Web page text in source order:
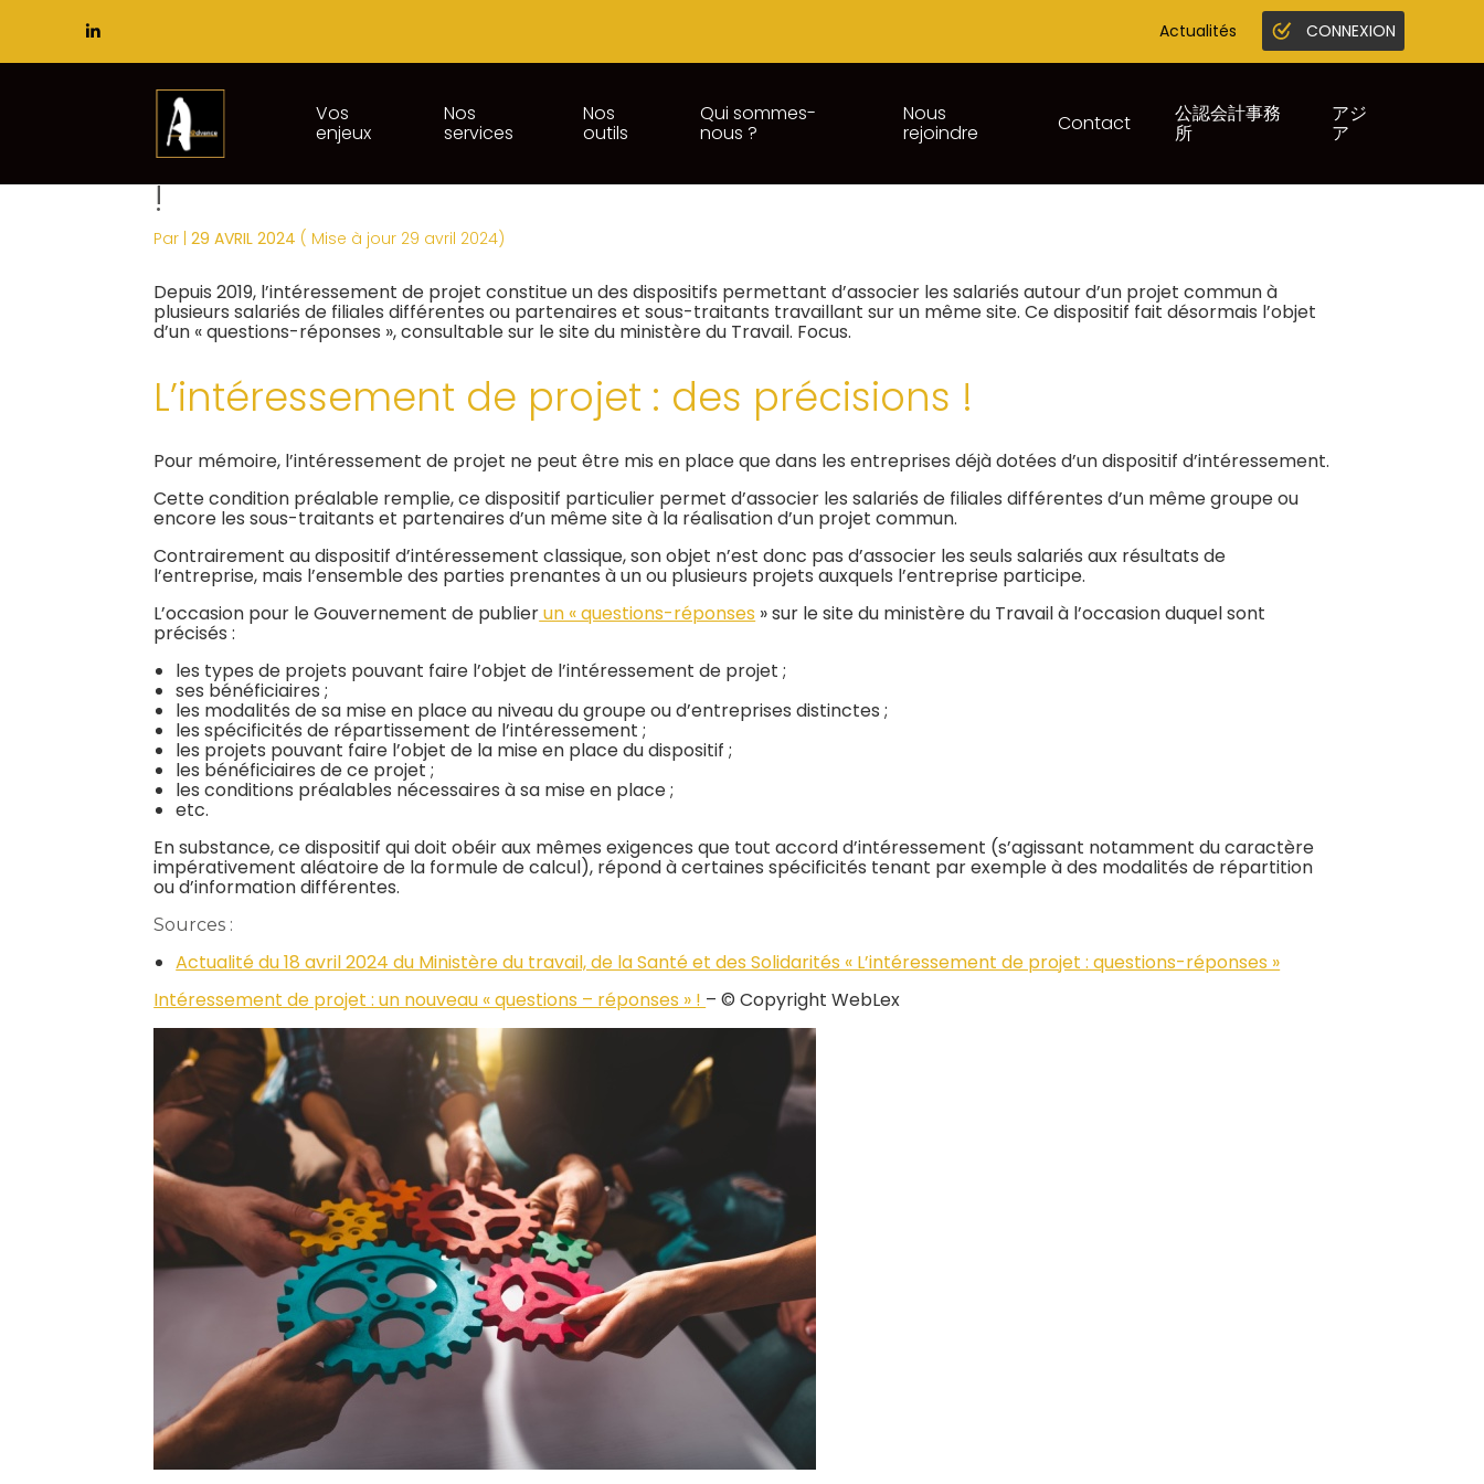
Actualités CONNEXION
Vos
enjeux
Nos
services
Nos
outils
Qui sommes-
nous ?
Nous
rejoindre Contact 公認会計事務
所
アジ
ア
INTÉRESSEMENT DE PROJET : UN NOUVEAU « QUESTIONS – RÉPONSES »
!
Par |29 AVRIL 2024 ( Mise à jour 29 avril 2024)
Depuis 2019, l’intéressement de projet constitue un des dispositifs permettant d’associer les salariés autour d’un projet commun à
plusieurs salariés de filiales différentes ou partenaires et sous-traitants travaillant sur un même site. Ce dispositif fait désormais l’objet
d’un « questions-réponses », consultable sur le site du ministère du Travail. Focus.
L’intéressement de projet : des précisions !
Pour mémoire, l’intéressement de projet ne peut être mis en place que dans les entreprises déjà dotées d’un dispositif d’intéressement.
Cette condition préalable remplie, ce dispositif particulier permet d’associer les salariés de filiales différentes d’un même groupe ou
encore les sous-traitants et partenaires d’un même site à la réalisation d’un projet commun.
Contrairement au dispositif d’intéressement classique, son objet n’est donc pas d’associer les seuls salariés aux résultats de
l’entreprise, mais l’ensemble des parties prenantes à un ou plusieurs projets auxquels l’entreprise participe.
L’occasion pour le Gouvernement de publierun « questions-réponses » sur le site du ministère du Travail à l’occasion duquel sont
précisés :
les types de projets pouvant faire l’objet de l’intéressement de projet ;
ses bénéficiaires ;
les modalités de sa mise en place au niveau du groupe ou d’entreprises distinctes ;
les spécificités de répartissement de l’intéressement ;
les projets pouvant faire l’objet de la mise en place du dispositif ;
les bénéficiaires de ce projet ;
les conditions préalables nécessaires à sa mise en place ;
etc.
En substance, ce dispositif qui doit obéir aux mêmes exigences que tout accord d’intéressement (s’agissant notamment du caractère
impérativement aléatoire de la formule de calcul), répond à certaines spécificités tenant par exemple à des modalités de répartition
ou d’information différentes.
Sources :
Actualité du 18 avril 2024 du Ministère du travail, de la Santé et des Solidarités « L’intéressement de projet : questions-réponses »
Intéressement de projet : un nouveau « questions – réponses » ! – © Copyright WebLex